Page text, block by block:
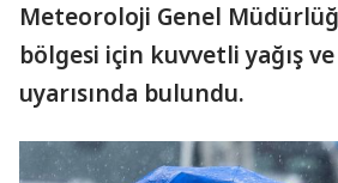
Meteoroloji Genel
bölgesi için kuvvetli yağış
uyarısında bulundu.